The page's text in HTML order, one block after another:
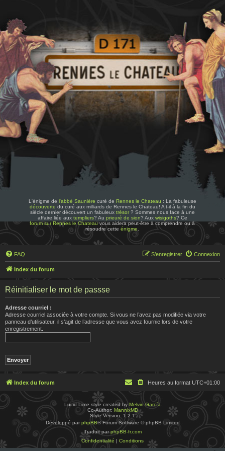
L'énigme de l'abbé Saunière curé de Rennes le Chateau : La fabuleuse
découverte du curé aux milliards de Rennes le Chateau! A t-il à la fin du
siècle dernier découvert un fabuleux trésor? Sommes nous face à une
affaire liée aux templiers? Au prieuré de sion? Aux wisigoths? Ce
forum sur Rennes le Chateauvous aidera peut-être à comprendre ou à
résoudre cetteénigme
FAQ Connexion
S’enregistrer
Index du forum
Réinitialiser le mot de passse
Adresse courriel :
Adresse courriel associée à votre compte. Si vous ne l’avez pas modifiée via votre
panneau d’utilisateur, il s’agit de l’adresse que vous avez fournie lors de votre
enregistrement.
Index du forum Heures au format UTC+01:00
Lucid Lime style created byMelvin García
Co-Author: MannixMD
Style Version: 1.2.1
Développé par phpBB® Forum Software © phpBB Limited
Traduit parphpBB-fr.com
Confidentialité | Conditions